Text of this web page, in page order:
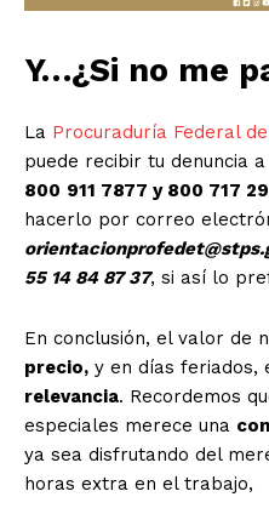
Aguascalientes
Baja California Sur
Chihuahua
Ciudad de
Colima Durango
Guanajuato
Guerrero
Michoacán
Zacatecas
Tlaxcala Tamaulipas
Y…¿Si no me
La Procuraduría Federal
puede recibir tu denuncia
800 911 7877 y 800 717
hacerlo por correo
55 14 84 87 37, si así lo
En conclusión, el valor de
precio, y en días feriados,
relevancia. Recordemos
especiales merece una
ya sea disfrutando del
horas extra en el trabajo,